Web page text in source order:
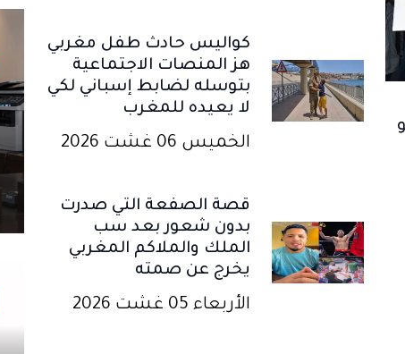
كواليس حادث طفل مغربي
هز المنصات الاجتماعية
بتوسله لضابط إسباني لكي
لا يعيده للمغرب
الخميس 06 غشت 2026
قصة الصفعة التي صدرت
بدون شعور بعد سب
الملك والملاكم المغربي
يخرج عن صمته
الأربعاء 05 غشت 2026